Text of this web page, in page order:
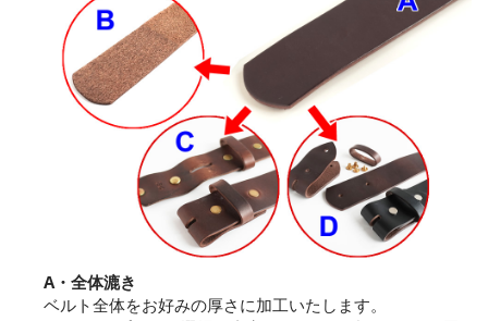
A・全体漉き
ベルト全体をお好みの厚さに加工いたします。